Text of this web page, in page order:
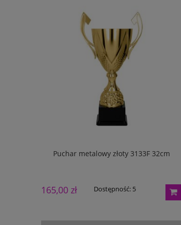
Puchar metalowy złoty 3133F 32cm
165,00 zł Dostępność: 5